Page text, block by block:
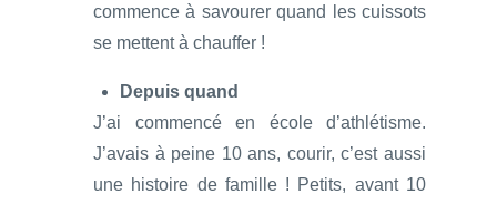
commence à savourer quand les cuissots
se mettent à chauffer !
Depuis quand
J’ai commencé en école d’athlétisme.
J’avais à peine 10 ans, courir, c’est aussi
une histoire de famille ! Petits, avant 10